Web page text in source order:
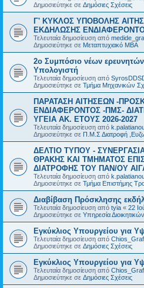
Δημοσιεύτηκε σε Δημόσιες Σχέσεις
Γ' ΚΥΚΛΟΣ ΥΠΟΒΟΛΗΣ
ΕΚΔΗΛΩΣΗΣ
Τελευταία δημοσίευση από
Δημοσιεύτηκε σε Μεταπτυχιακό MBA
2ο Συμπόσιο νέων
Υπολογιστή
Τελευταία δημοσίευση από
Δημοσιεύτηκε σε Τμήμα Μηχανικών
ΠΑΡΑΤΑΣΗ ΑΙΤΗΣΕΩΝ -
ΕΝΔΙΑΦΕΡΟΝΤΟΣ -ΠΜΣ-
ΥΓΕΙΑ AK. ETOYΣ 2026-2027
Τελευταία δημοσίευση από
Δημοσιεύτηκε σε Π.Μ.Σ Διατροφή
ΔΕΛΤΙΟ ΤΥΠΟΥ -
ΘΡΑΚΗΣ ΚΑΙ ΤΜΗΜΑΤΟΣ
ΔΙΑΤΡΟΦΗΣ ΤΟΥ ΠΑΝ/ΟΥ
Τελευταία δημοσίευση από
Δημοσιεύτηκε σε Τμήμα Επιστήμης
Διαβίβαση Πρόσκλησης
Τελευταία δημοσίευση από tyia « 22
Δημοσιεύτηκε σε Υπηρεσία
Εγκύκλιος Υπουργείου για
Τελευταία δημοσίευση από
Δημοσιεύτηκε σε Δημόσιες Σχέσεις
Εγκύκλιος Υπουργείου για
Τελευταία δημοσίευση από
Δημοσιεύτηκε σε Δημόσιες Σχέσεις